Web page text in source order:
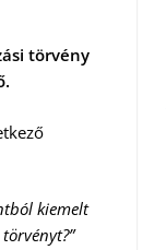
törvény
kiemelt